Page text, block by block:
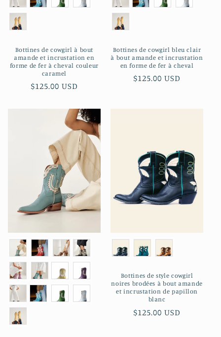
Bottines de cowgirl à bout
amande et incrustation en
forme de fer à cheval couleur
caramel
Prix
$125.00 USD
Bottines de cowgirl bleu clair
à bout amande et incrustation
en forme de fer à cheval
Prix
$125.00 USD
Bottines de style cowgirl
noires brodées à bout amande
et incrustation de papillon
blanc
Prix
$125.00 USD